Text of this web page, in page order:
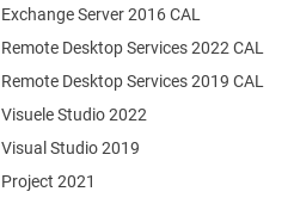
Remote Desktop Services 2022 CAL
Remote Desktop Services 2019 CAL
Exchange Server 2016 CAL
Visuele Studio 2022
Visual Studio 2019
Project 2021